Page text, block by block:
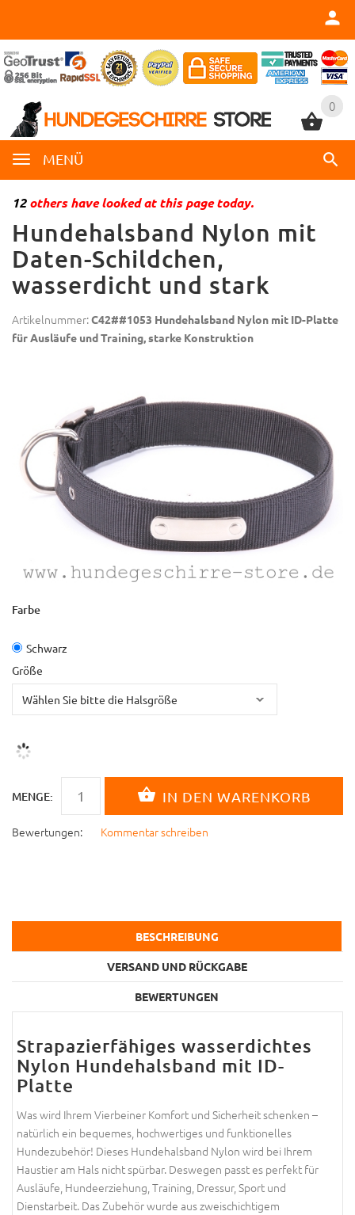
0
MENÜ
0
12others have looked at this page today.
Hundehalsband Nylon mit
Daten-Schildchen,
wasserdicht und stark
Artikelnummer:C42##1053 Hundehalsband Nylon mit ID-Platte
für Ausläufe und Training, starke Konstruktion
Farbe
Schwarz
Größe
MENGE:
Bewertungen: Kommentar schreiben
BESCHREIBUNG
VERSAND UND RÜCKGABE
BEWERTUNGEN
Strapazierfähiges wasserdichtes
Nylon Hundehalsband mit ID-
Platte
Was wird Ihrem Vierbeiner Komfort und Sicherheit schenken –
natürlich ein bequemes, hochwertiges und funktionelles
Hundezubehör! Dieses Hundehalsband Nylon wird bei Ihrem
Haustier am Hals nicht spürbar. Deswegen passt es perfekt für
Ausläufe, Hundeerziehung, Training, Dressur, Sport und
Dienstarbeit. Das Zubehör wurde aus zweischichtigem